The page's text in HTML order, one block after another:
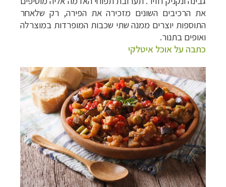
את הרכיבים השונים מזכירה את הפירה, רק שלאחר
התוספות יוצרים ממנה שתי שכבות המופרדות במוצרלה
ואופים בתנור.
כתבה על אוכל איטלקי